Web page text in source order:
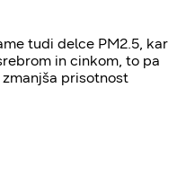
tudi delce PM2.5, kar
in cinkom, to pa
prisotnost